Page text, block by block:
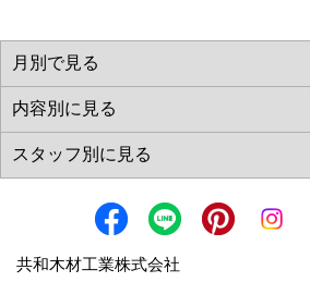
共和木材工業株式会社